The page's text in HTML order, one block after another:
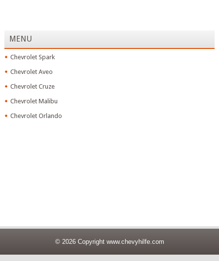
MENU
Chevrolet Spark
Chevrolet Aveo
Chevrolet Cruze
Chevrolet Malibu
Chevrolet Orlando
© 2026 Copyright www.chevyhilfe.com